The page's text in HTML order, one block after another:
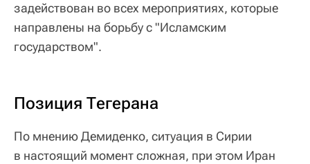
задействован во всех мероприятиях, которые
направлены на борьбу с "Исламским
государством".
Позиция Тегерана
По мнению Демиденко, ситуация в Сирии
в настоящий момент сложная, при этом Иран